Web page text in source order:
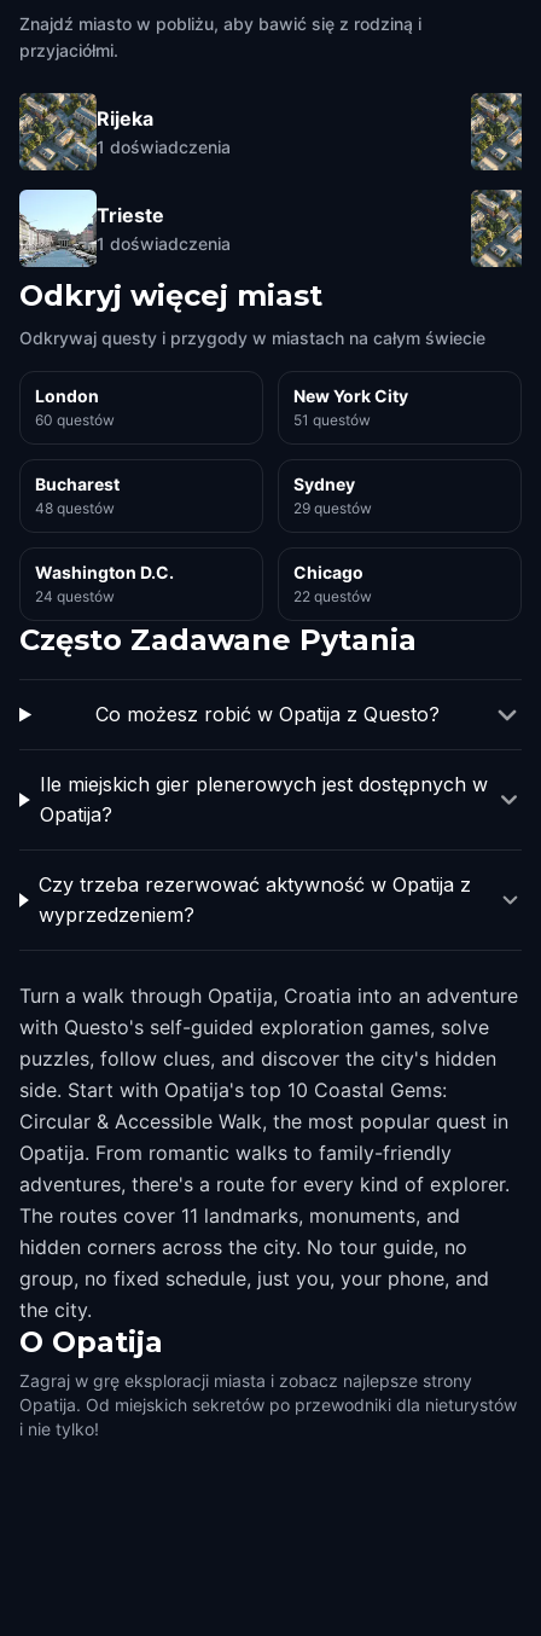
Znajdź miasto w pobliżu, aby bawić się z rodziną i
przyjaciółmi.
Rijeka
1 doświadczenia
Trieste
1 doświadczenia
Odkryj więcej miast
Odkrywaj questy i przygody w miastach na całym świecie
London
60 questów
New York City
51 questów
Bucharest
48 questów
Sydney
29 questów
Washington D.C.
24 questów
Chicago
22 questów
Często Zadawane Pytania
Co możesz robić w Opatija z Questo?
Ile miejskich gier plenerowych jest dostępnych w
Opatija?
Czy trzeba rezerwować aktywność w Opatija z
wyprzedzeniem?
Turn a walk through Opatija, Croatia into an adventure
with Questo's self-guided exploration games, solve
puzzles, follow clues, and discover the city's hidden
side. Start with Opatija's top 10 Coastal Gems:
Circular & Accessible Walk, the most popular quest in
Opatija. From romantic walks to family-friendly
adventures, there's a route for every kind of explorer.
The routes cover 11 landmarks, monuments, and
hidden corners across the city. No tour guide, no
group, no fixed schedule, just you, your phone, and
the city.
O Opatija
Zagraj w grę eksploracji miasta i zobacz najlepsze strony
Opatija. Od miejskich sekretów po przewodniki dla nieturystów
i nie tylko!